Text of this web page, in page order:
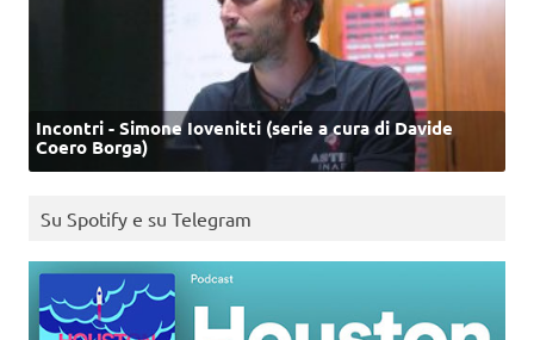
Incontri - Simone Iovenitti (serie a cura di Davide
Coero Borga)
Su Spotify e su Telegram